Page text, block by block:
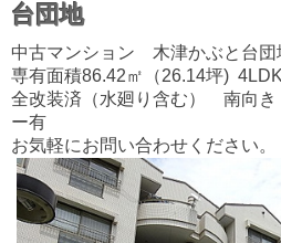
台団地
中古マンション 木津かぶと台
専有面積86.42㎡（26.14坪) 4LDK
全改装済（水廻り含む） 南向
ー有
お気軽にお問い合わせください。